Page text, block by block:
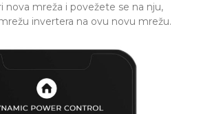
nova mreža i povežete se na nju,
invertera na ovu novu mrežu.